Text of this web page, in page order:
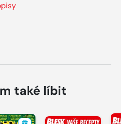
také líbit